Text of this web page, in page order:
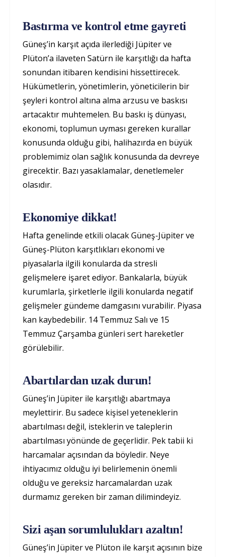
Bastırma ve kontrol etme gayreti
Güneş’in karşıt açıda ilerlediği Jüpiter ve
Plüton’a ilaveten Satürn ile karşıtlığı da hafta
sonundan itibaren kendisini hissettirecek.
Hükümetlerin, yönetimlerin, yöneticilerin bir
şeyleri kontrol altına alma arzusu ve baskısı
artacaktır muhtemelen. Bu baskı iş dünyası,
ekonomi, toplumun uyması gereken kurallar
konusunda olduğu gibi, halihazırda en büyük
problemimiz olan sağlık konusunda da devreye
girecektir. Bazı yasaklamalar, denetlemeler
olasıdır.
Ekonomiye dikkat!
Hafta genelinde etkili olacak Güneş-Jüpiter ve
Güneş-Plüton karşıtlıkları ekonomi ve
piyasalarla ilgili konularda da stresli
gelişmelere işaret ediyor. Bankalarla, büyük
kurumlarla, şirketlerle ilgili konularda negatif
gelişmeler gündeme damgasını vurabilir. Piyasa
kan kaybedebilir. 14 Temmuz Salı ve 15
Temmuz Çarşamba günleri sert hareketler
görülebilir.
Abartılardan uzak durun!
Güneş’in Jüpiter ile karşıtlığı abartmaya
meylettirir. Bu sadece kişisel yeteneklerin
abartılması değil, isteklerin ve taleplerin
abartılması yönünde de geçerlidir. Pek tabii ki
harcamalar açısından da böyledir. Neye
ihtiyacımız olduğu iyi belirlemenin önemli
olduğu ve gereksiz harcamalardan uzak
durmamız gereken bir zaman dilimindeyiz.
Sizi aşan sorumlulukları azaltın!
Güneş’in Jüpiter ve Plüton ile karşıt açısının bize